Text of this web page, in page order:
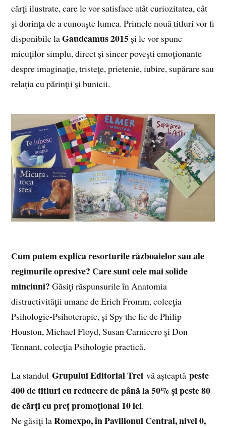
cărţi ilustrate, care le vor satisface atât curiozitatea, cât
şi dorinţa de a cunoaşte lumea. Primele nouă titluri vor fi
disponibile laGaudeamus 2015 şi le vor spune
micuţilor simplu, direct şi sincerpoveşti emoţionante
despre imaginaţie, tristeţe, prietenie, iubire, supărare sau
relaţia cu părinţii şi bunicii.
Cum putem explica resorturile războaielor sau ale
regimurile opresive? Care sunt cele mai solide
minciuni? Găsiţi răspunsurile în Anatomia
distructivităţii umanedeErich Fromm, colecţia
Psihologie-Psihoterapie, şiSpy the liede Philip
Houston, Michael Floyd, Susan Carnicero şi Don
Tennant, colecţia Psihologie practică.
La standulGrupului Editorial Trei vă aşteaptăpeste
400 de titluri cu reducere de până la 50% şi peste 80
de cărţi cu preţ promoţional 10 lei.
Ne găsiţi laRomexpo, în Pavilionul Central, nivel 0,